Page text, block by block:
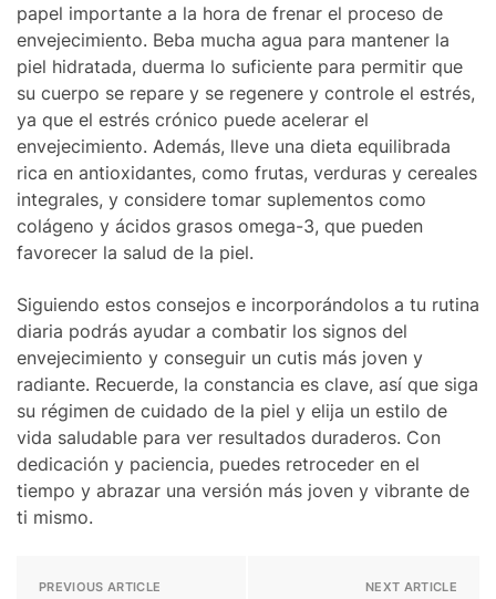
papel importante a la hora de frenar el proceso de
envejecimiento. Beba mucha agua para mantener la
piel hidratada, duerma lo suficiente para permitir que
su cuerpo se repare y se regenere y controle el estrés,
ya que el estrés crónico puede acelerar el
envejecimiento. Además, lleve una dieta equilibrada
rica en antioxidantes, como frutas, verduras y cereales
integrales, y considere tomar suplementos como
colágeno y ácidos grasos omega-3, que pueden
favorecer la salud de la piel.
Siguiendo estos consejos e incorporándolos a tu rutina
diaria podrás ayudar a combatir los signos del
envejecimiento y conseguir un cutis más joven y
radiante. Recuerde, la constancia es clave, así que siga
su régimen de cuidado de la piel y elija un estilo de
vida saludable para ver resultados duraderos. Con
dedicación y paciencia, puedes retroceder en el
tiempo y abrazar una versión más joven y vibrante de
ti mismo.
PREVIOUS ARTICLE NEXT ARTICLE